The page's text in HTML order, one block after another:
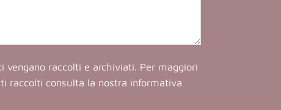
vengano raccolti e archiviati. Per maggiori
raccolti consulta la nostra informativa